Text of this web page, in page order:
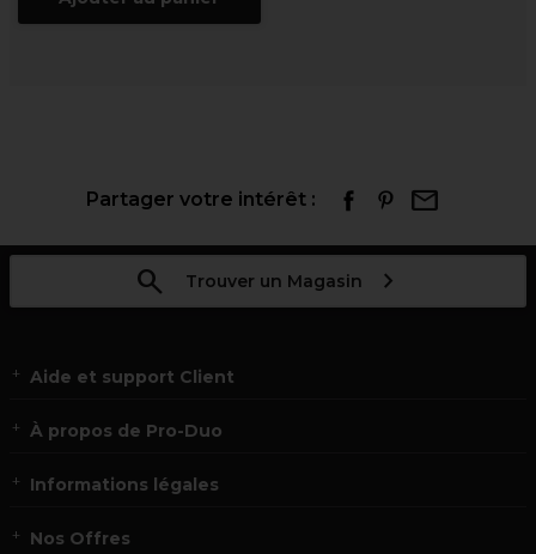
Partager votre intérêt :
Trouver un Magasin
Aide et support Client
À propos de Pro-Duo
Informations légales
Nos Offres